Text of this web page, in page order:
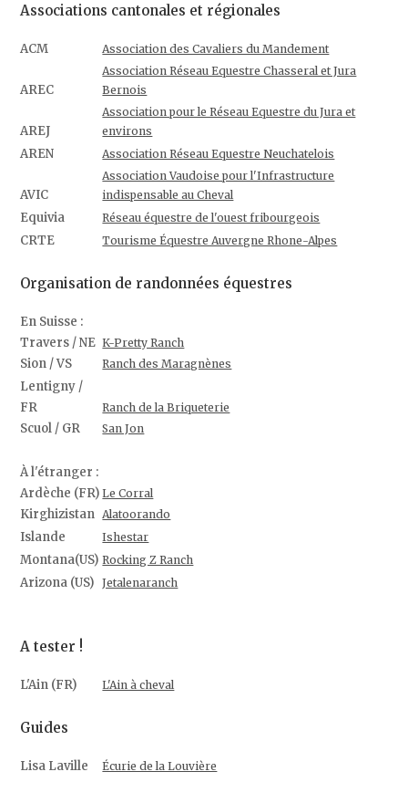
Associations cantonales et régionales
ACM Association des Cavaliers du Mandement
AREC
Association Réseau Equestre Chasseral et Jura
Bernois
AREJ
Association pour le Réseau Equestre du Jura et
environs
AREN Association Réseau Equestre Neuchatelois
AVIC
Association Vaudoise pour l'Infrastructure
indispensable au Cheval
Equivia Réseau équestre de l'ouest fribourgeois
CRTE Tourisme Équestre Auvergne Rhone-Alpes
Organisation de randonnées équestres
En Suisse :
Travers / NE K-Pretty Ranch
Sion / VS Ranch des Maragnènes
Lentigny /
FR
Ranch de la Briqueterie
Scuol / GR San Jon
À l'étranger :
Ardèche (FR) Le Corral
Kirghizistan Alatoorando
Islande Ishestar
Montana(US) Rocking Z Ranch
Arizona (US) Jetalenaranch
A tester !
L'Ain (FR) L'Ain à cheval
Guides
Lisa Laville Écurie de la Louvière